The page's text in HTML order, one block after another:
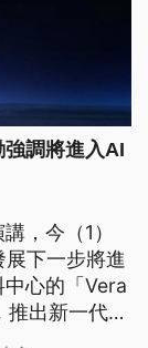
調將進入AI
，今（1）
下一步將進
心的「Vera
出新一代AI